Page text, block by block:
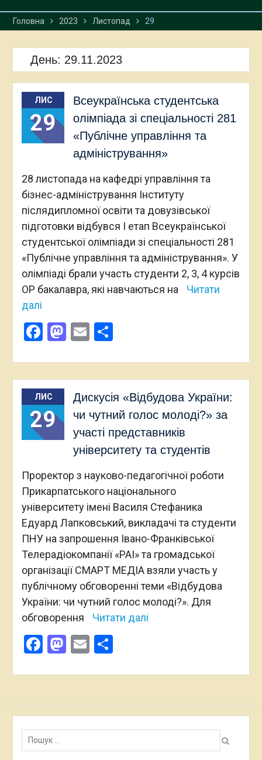
Головна 2023 Листопад 29
День: 29.11.2023
ЛИС
29
Всеукраїнська студентська
олімпіада зі спеціальності 281
«Публічне управління та
адміністрування»
28 листопада на кафедрі управління та
бізнес-адміністрування Інституту
післядипломної освіти та довузівської
підготовки відбувся І етап Всеукраїнської
студентської олімпіади зі спеціальності 281
«Публічне управління та адміністрування». У
олімпіаді брали участь студенти 2, 3, 4 курсів
ОР бакалавра, які навчаються на
Читати
далі
Facebook
Mastodon
EmailПоділитися
ЛИС
29
Дискусія «Відбудова України:
чи чутний голос молоді?» за
участі представників
університету та студентів
Проректор з науково-педагогічної роботи
Прикарпатського національного
університету імені Василя Стефаника
Едуард Лапковський, викладачі та студенти
ПНУ на запрошення Івано-Франківської
Телерадіокомпанії «РАІ» та громадської
організації СМАРТ МЕДІА взяли участь у
публічному обговоренні теми «Відбудова
України: чи чутний голос молоді?». Для
обговорення
Читати далі
Facebook
Mastodon
EmailПоділитися
Пошук: